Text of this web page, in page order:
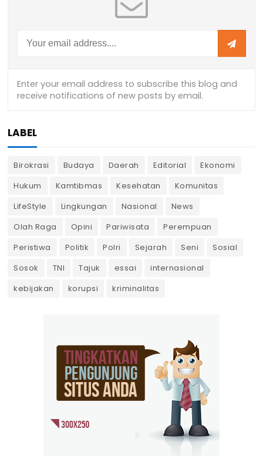
LABEL
Birokrasi Budaya Daerah Editorial
Ekonomi
Hukum
Kamtibmas Kesehatan
Komunitas
LifeStyle
Lingkungan Nasional
News
Olah Raga
Opini Pariwisata
Perempuan
Peristiwa
Politik Polri Sejarah Seni
Sosial
Sosok
TNI Tajuk essai
internasional
kebijakan
korupsi kriminalitas